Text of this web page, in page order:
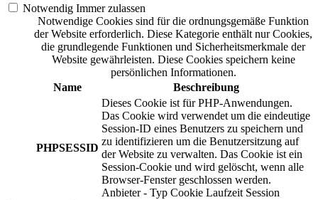
Notwendig Immer zulassen
Notwendige Cookies sind für die ordnungsgemäße Funktion
der Website erforderlich. Diese Kategorie enthält nur Cookies,
die grundlegende Funktionen und Sicherheitsmerkmale der
Website gewährleisten. Diese Cookies speichern keine
persönlichen Informationen.
Name
Beschreibung
PHPSESSID
Dieses Cookie ist für PHP-Anwendungen.
Das Cookie wird verwendet um die eindeutige
Session-ID eines Benutzers zu speichern und
zu identifizieren um die Benutzersitzung auf
der Website zu verwalten. Das Cookie ist ein
Session-Cookie und wird gelöscht, wenn alle
Browser-Fenster geschlossen werden.
Anbieter - Typ Cookie Laufzeit Session